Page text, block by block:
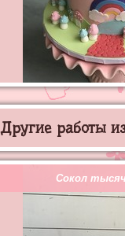
Другие работы
Сокол